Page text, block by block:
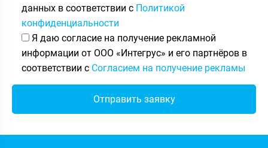
данных в соответствии с Политикой
конфиденциальности
Я даю согласие на получение рекламной
информации от ООО «Интегрус» и его партнёров в
соответствии с Согласием на получение рекламы